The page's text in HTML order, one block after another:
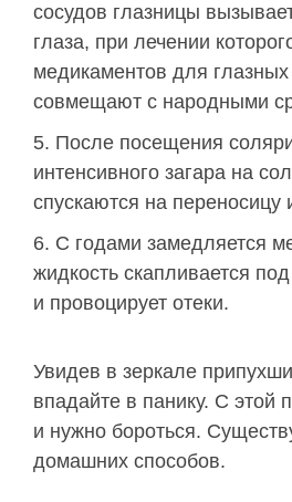
сосудов глазницы
глаза, при лечении
медикаментов для
совмещают с народными
После посещения
интенсивного загара на
спускаются на переносицу
С годами замедляется
жидкость скапливается
и провоцирует отеки.
Увидев в зеркале
впадайте в панику. С этой
и нужно бороться.
домашних способов.